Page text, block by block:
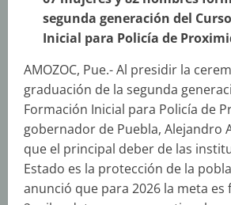
segunda generación del
Inicial para Policía de
AMOZOC, Pue.- Al presidir la
graduación de la segunda
Formación Inicial para Policía de
gobernador de Puebla, Alejandro
que el principal deber de las
Estado es la protección de la
anunció que para 2026 la meta es